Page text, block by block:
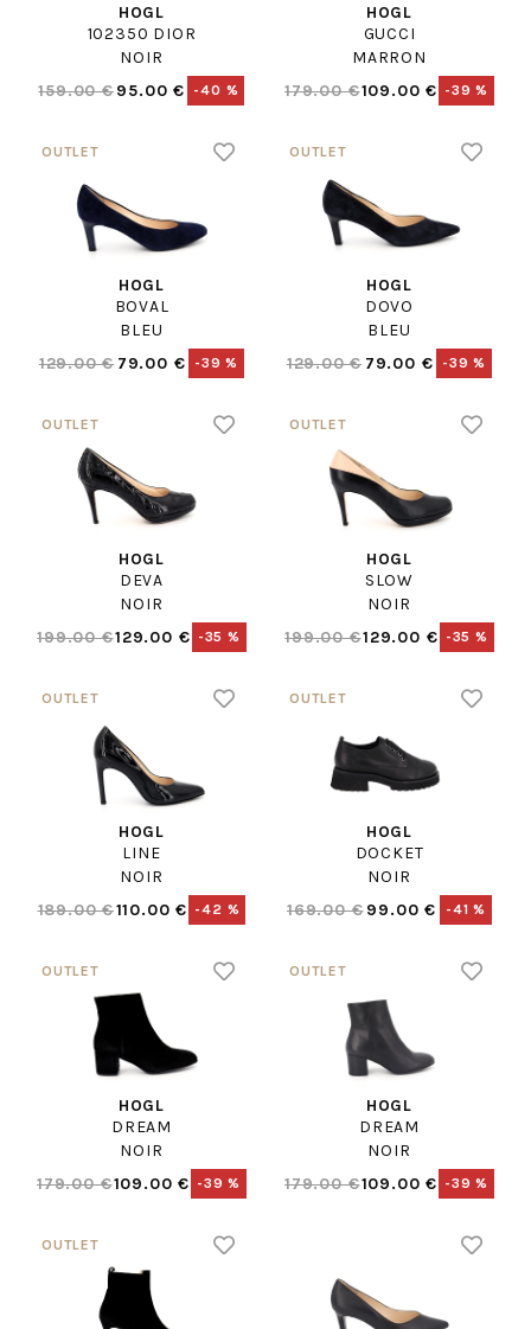
HOGL
102350 DIOR
NOIR
159.00 €95.00 € -40 %
HOGL
GUCCI
MARRON
179.00 €109.00 € -39 %
HOGL
BOVAL
BLEU
129.00 € 79.00 € -39 %
HOGL
DOVO
BLEU
129.00 € 79.00 € -39 %
HOGL
DEVA
NOIR
199.00 €129.00 € -35 %
HOGL
SLOW
NOIR
199.00 €129.00 € -35 %
HOGL
LINE
NOIR
189.00 €110.00 € -42 %
HOGL
DOCKET
NOIR
169.00 € 99.00 € -41 %
HOGL
DREAM
NOIR
179.00 €109.00 € -39 %
HOGL
DREAM
NOIR
179.00 €109.00 € -39 %